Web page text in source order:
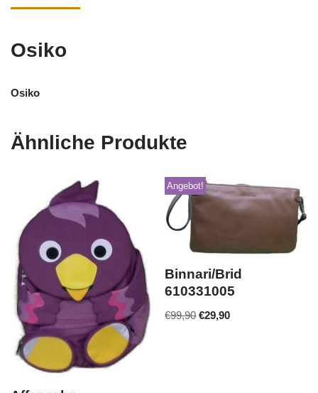
Osiko
Osiko
Ähnliche Produkte
Angebot!
Binnari/Brid
610331005
€99,90 €29,90